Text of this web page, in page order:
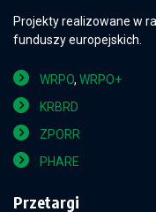
Projekty realizowane w
funduszy europejskich.
WRPO, WRPO+
KRBRD
ZPORR
PHARE
Przetargi